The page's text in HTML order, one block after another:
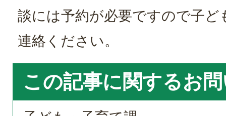
談には予約が必要ですので子ど
連絡ください。
この記事に関するお